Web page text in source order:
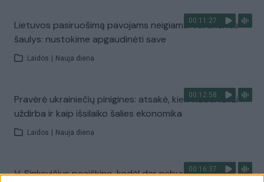
00:11:27
Lietuvos pasiruošimą pavojams neigiamai vertinantis
šaulys: nustokime apgaudinėti save
Laidos Nauja diena
00:12:58
Pravėrė ukrainiečių pinigines: atsakė, kiek vidutiniškai
uždirba ir kaip išsilaiko šalies ekonomika
Laidos Nauja diena
00:16:37
V. Sinkevičius paaiškino, kodėl dar nebuvo Koalicinės